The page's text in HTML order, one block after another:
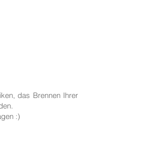
das Brennen Ihrer
:)